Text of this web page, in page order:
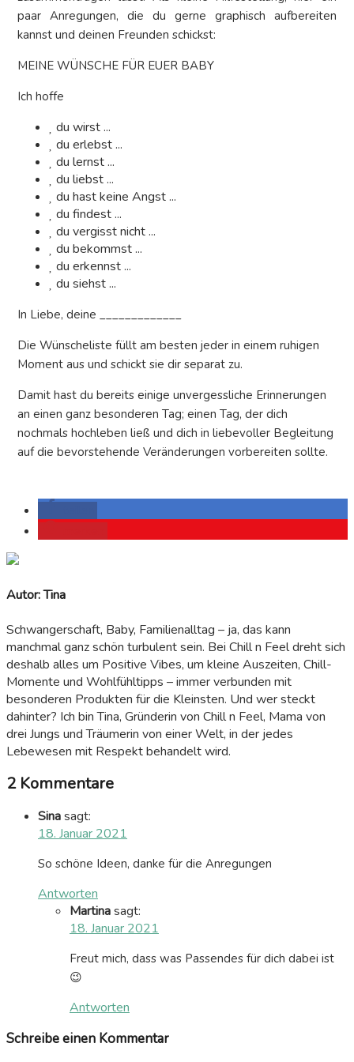
paar Anregungen, die du gerne graphisch aufbereiten
kannst und deinen Freunden schickst:
MEINE WÜNSCHE FÜR EUER BABY
Ich hoffe
du wirst ...
du erlebst ...
du lernst ...
du liebst ...
du hast keine Angst ...
du findest ...
du vergisst nicht ...
du bekommst ...
du erkennst ...
du siehst ...
In Liebe, deine _____________
Die Wünscheliste füllt am besten jeder in einem ruhigen
Moment aus und schickt sie dir separat zu.
Damit hast du bereits einige unvergessliche Erinnerungen
an einen ganz besonderen Tag; einen Tag, der dich
nochmals hochleben ließ und dich in liebevoller Begleitung
auf die bevorstehende Veränderungen vorbereiten sollte.
Autor: Tina
Schwangerschaft, Baby, Familienalltag – ja, das kann
manchmal ganz schön turbulent sein. Bei Chill n Feel dreht sich
deshalb alles um Positive Vibes, um kleine Auszeiten, Chill-
Momente und Wohlfühltipps – immer verbunden mit
besonderen Produkten für die Kleinsten. Und wer steckt
dahinter? Ich bin Tina, Gründerin von Chill n Feel, Mama von
drei Jungs und Träumerin von einer Welt, in der jedes
Lebewesen mit Respekt behandelt wird.
2 Kommentare
Sinasagt:
18. Januar 2021
So schöne Ideen, danke für die Anregungen
Antworten
Martinasagt:
18. Januar 2021
Freut mich, dass was Passendes für dich dabei ist
😉
Antworten
Schreibe einen Kommentar